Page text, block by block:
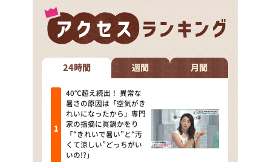
なるみ・岡村の過ぎるTV
相席食堂
これ余談なんですけど・・・
～人生密着トークバラエティ！
～ やすとものいたって真剣です
探偵！ナイトスクープ
24時間 週間 月間
40℃超え続出！ 異常な
暑さの原因は「空気がき
れいになったから」専門
家の指摘に眞鍋かをり
「“きれいで暑い”と“汚
くて涼しい”どっちがい
いの!?」